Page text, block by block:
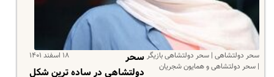
سحر دولتشاهی | سحر دولتشاهی بازیگر
| سحر دولتشاهی و همایون شجریان
۱۸ اسفند ۱۴۰۱
سحر
دولتشاهی در ساده ترین شکل